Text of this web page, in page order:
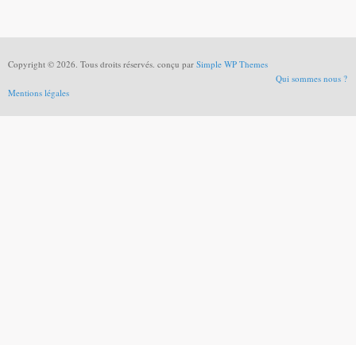
Copyright © 2026. Tous droits réservés. conçu par Simple WP Themes
Qui sommes nous ?
Mentions légales